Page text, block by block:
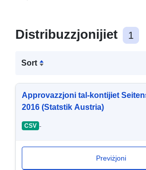
Distribuzzjonijiet 1
Sort
Approvazzjoni tal-kontijiet
2016 (Statstik Austria)
CSV -
Previżjoni